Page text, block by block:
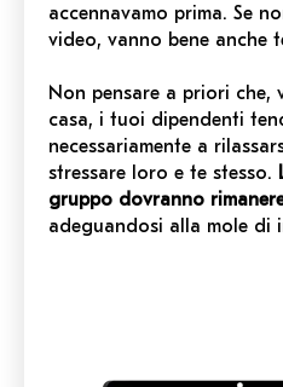
accennavamo prima. Se
video, vanno bene anche
Non pensare a priori che,
casa, i tuoi dipendenti
necessariamente a
stressare loro e te stesso.
gruppo dovranno
adeguandosi alla mole di